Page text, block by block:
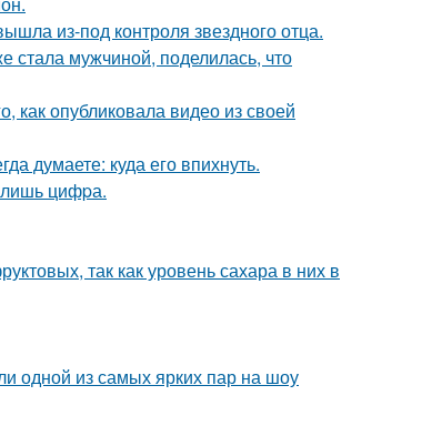
из-под контроля звездного отца.
стала мужчиной, поделилась, что
как опубликовала видео из своей
думаете: куда его впихнуть.
лишь цифpа.
так как уровень сахара в них в
одной из самых ярких пар на шоу